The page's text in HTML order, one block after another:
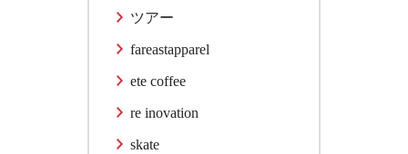
ツアー
fareastapparel
ete coffee
re inovation
skate